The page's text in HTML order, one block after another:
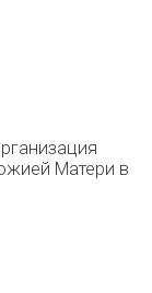
Матери в